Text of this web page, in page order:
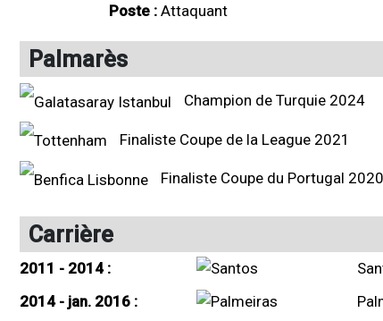
Poste : Attaquant
Palmarès
Champion de Turquie 2024
Finaliste Coupe de la League 2021
Finaliste Coupe du Portugal 2020
Carrière
2011 - 2014 :
2014 - jan. 2016 :